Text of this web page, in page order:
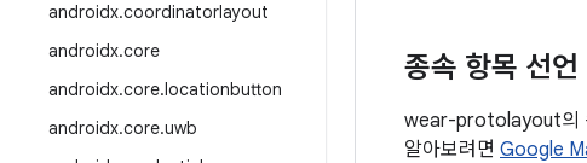
androidx.coordinatorlayout
androidx.core
androidx.core.locationbutton
androidx.core.uwb
종속 항목 선언
wear-protolayout의
알아보려면 Google